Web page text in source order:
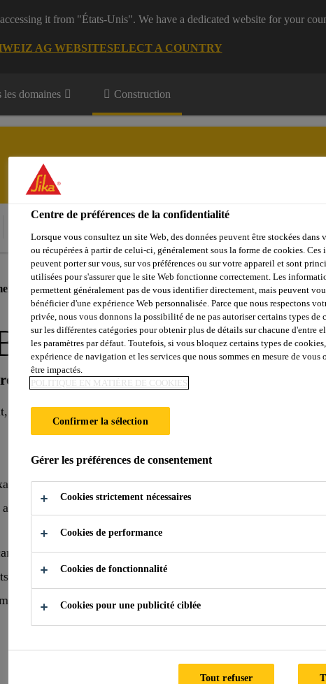
it from "États-Unis". We have a dedicated website for your
AG WEBSITESELECT A COUNTRY
les domaines Construction
Polyuréthane / Polyurée / Polyaspartique Sikafloor®
375 N
pigmenté
exempt de solvants, pré-rempli, pigmenté, à base de résine
eaux usées
bitumineux, appliquer une couche de fond avec le même
des fissures
Centre de préférences de la confidentialité
Lorsque vous consultez un site Web, des données peuvent être stockées dans
ou récupérées à partir de celui-ci, généralement sous la forme de cookies. Ces
peuvent porter sur vous, sur vos préférences ou sur votre appareil et sont
utilisées pour s'assurer que le site Web fonctionne correctement. Les
permettent généralement pas de vous identifier directement, mais peuvent
bénéficier d'une expérience Web personnalisée. Parce que nous respectons
privée, nous vous donnons la possibilité de ne pas autoriser certains types de
sur les différentes catégories pour obtenir plus de détails sur chacune d'entre
les paramètres par défaut. Toutefois, si vous bloquez certains types de
expérience de navigation et les services que nous sommes en mesure de vous
être impactés.
POLITIQUE EN MATIÈRE DE COOKIES
Confirmer la sélection
Gérer les préférences de consentement
Cookies strictement nécessaires
Cookies de performance
Cookies de fonctionnalité
Cookies pour une publicité ciblée
Tout refuser